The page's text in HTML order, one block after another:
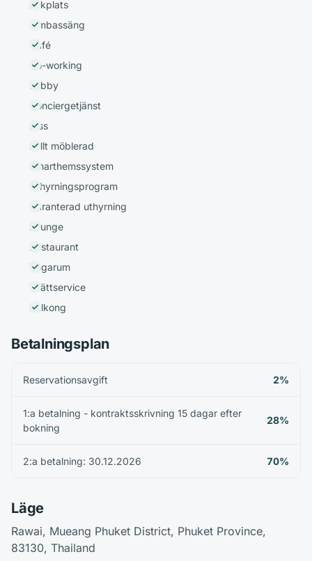
Lekplats
Simbassäng
Café
Co-working
Lobby
Conciergetjänst
Hiss
Fullt möblerad
Smarthemssystem
Uthyrningsprogram
Garanterad uthyrning
Lounge
Restaurant
Yogarum
Tvättservice
Balkong
Betalningsplan
Reservationsavgift 2%
1:a betalning - kontraktsskrivning 15 dagar efter
bokning
28%
2:a betalning: 30.12.2026 70%
Läge
Rawai, Mueang Phuket District, Phuket Province,
83130, Thailand